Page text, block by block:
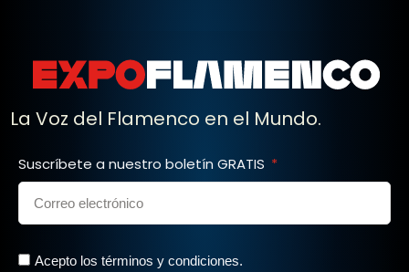
La Voz del Flamenco en el Mundo.
Suscríbete a nuestro boletín GRATIS
Acepto los términos y condiciones.